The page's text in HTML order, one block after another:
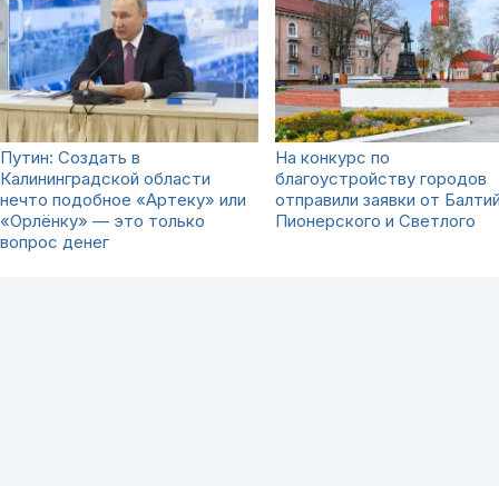
Путин: Создать в
Калининградской области
нечто подобное «Артеку» или
«Орлёнку» — это только
вопрос денег
На конкурс по
благоустройству городов
отправили заявки от
Пионерского и Светлого